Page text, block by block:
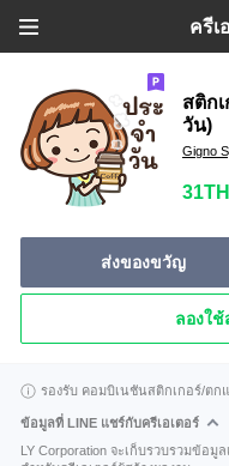
ครีเ
สติก
วัน)
Gigno
ส่งของขวัญ
ลองใ
รองรับ คอมบิเนชันสติกเกอร์/ตก
ข้อมูลที่ LINE แชร์กับครีเอเตอร์
LY Corporation จะเก็บรวบรวมข้อ